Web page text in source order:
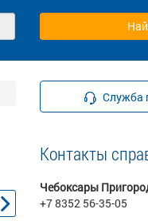
Служба
Контакты
Чебоксары
+7 8352 56-35-05